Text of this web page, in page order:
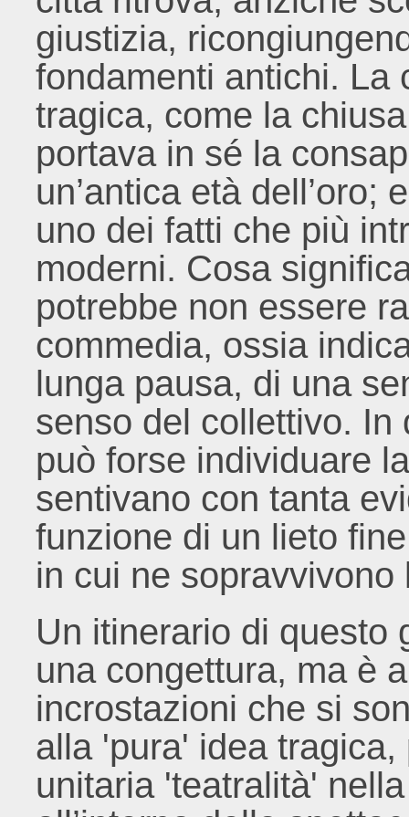
giustizia,
fondamenti antichi. La
tragica, come la
portava in sé la
un’antica età
uno dei fatti che più
moderni. Cosa
potrebbe non essere
commedia, ossia
lunga pausa, di una
senso del collettivo. In
può forse individuare
sentivano con tanta
funzione di un lieto
in cui ne sopravvivono
Un itinerario di questo
una congettura, ma è
incrostazioni che si
alla 'pura' idea
unitaria 'teatralità'